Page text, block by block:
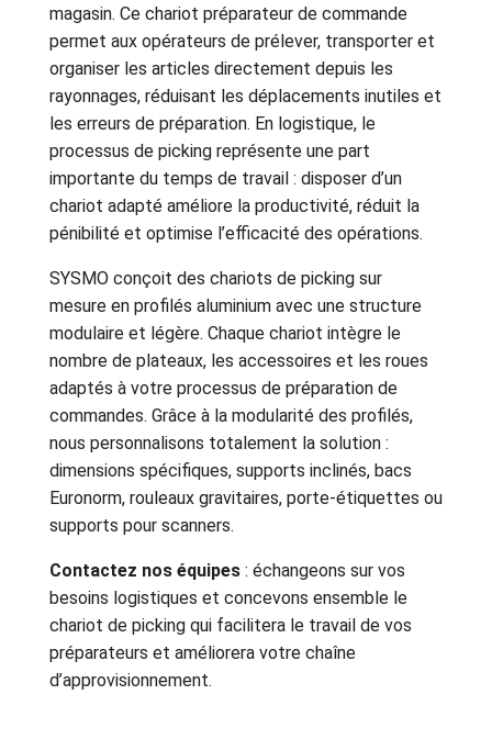
magasin. Ce chariot préparateur de commande
permet aux opérateurs de prélever, transporter et
organiser les articles directement depuis les
rayonnages, réduisant les déplacements inutiles et
les erreurs de préparation. En logistique, le
processus de picking représente une part
importante du temps de travail : disposer d’un
chariot adapté améliore la productivité, réduit la
pénibilité et optimise l’efficacité des opérations.
SYSMO conçoit des chariots de picking sur
mesure en profilés aluminium avec une structure
modulaire et légère. Chaque chariot intègre le
nombre de plateaux, les accessoires et les roues
adaptés à votre processus de préparation de
commandes. Grâce à la modularité des profilés,
nous personnalisons totalement la solution :
dimensions spécifiques, supports inclinés, bacs
Euronorm, rouleaux gravitaires, porte-étiquettes ou
supports pour scanners.
Contactez nos équipes: échangeons sur vos
besoins logistiques et concevons ensemble le
chariot de picking qui facilitera le travail de vos
préparateurs et améliorera votre chaîne
d’approvisionnement.